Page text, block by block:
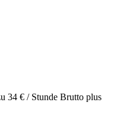
34 € / Stunde Brutto plus